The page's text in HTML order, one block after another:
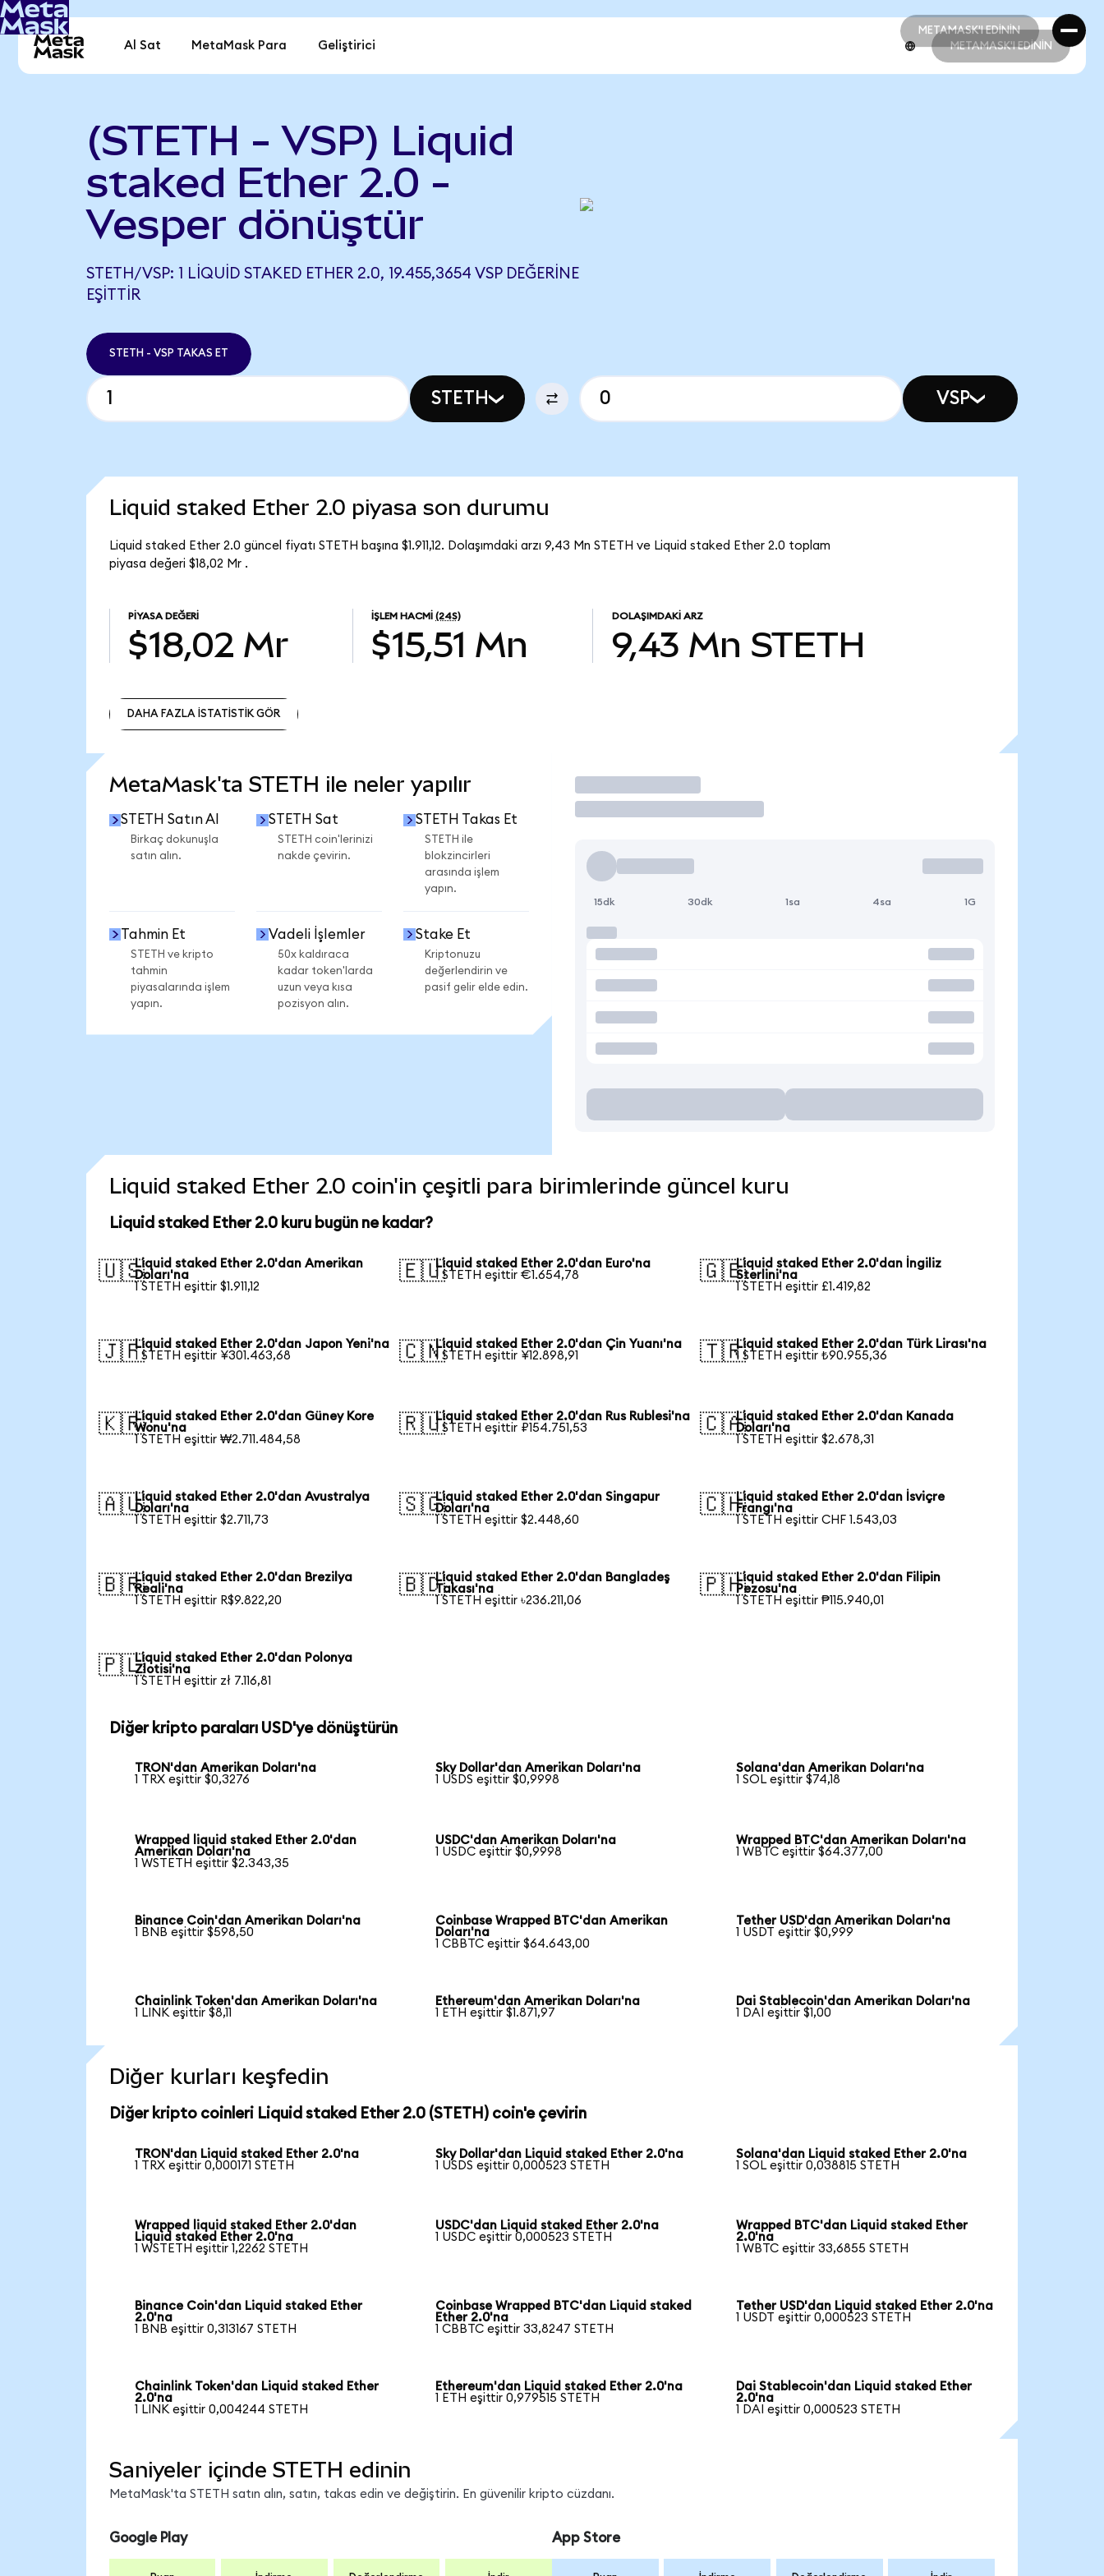
METAMASK'I EDİNİN
METAMASK'I EDİNİN
Al Sat MetaMask Para Geliştirici METAMASK'I EDİNİN
(STETH - VSP) Liquid
staked Ether 2.0 -
Vesper dönüştür
STETH/VSP: 1 LIQUID STAKED ETHER 2.0, 19.455,3654 VSP DEĞERINE
EŞITTIR
STETH - VSP TAKAS ET
STETH VSP
Liquid staked Ether 2.0 piyasa son durumu
Liquid staked Ether 2.0 güncel fiyatı STETH başına $1.911,12. Dolaşımdaki arzı 9,43 Mn STETH ve Liquid staked Ether 2.0 toplam
piyasa değeri $18,02 Mr .
PIYASA DEĞERI
$18,02 Mr
İŞLEM HACMI (24S)
$15,51 Mn
DOLAŞIMDAKI ARZ
9,43 Mn STETH
DAHA FAZLA İSTATİSTİK GÖR
MetaMask'ta STETH ile neler yapılır
STETH Satın Al
Birkaç dokunuşla
satın alın.
STETH Sat
STETH coin'lerinizi
nakde çevirin.
STETH Takas Et
STETH ile
blokzincirleri
arasında işlem
yapın.
Tahmin Et
STETH ve kripto
tahmin
piyasalarında işlem
yapın.
Vadeli İşlemler
50x kaldıraca
kadar token'larda
uzun veya kısa
pozisyon alın.
Stake Et
Kriptonuzu
değerlendirin ve
pasif gelir elde edin.
İşlem Yap
15dk 30dk 1sa 4sa 1G
Liquid staked Ether 2.0 coin'in çeşitli para birimlerinde güncel kuru
Liquid staked Ether 2.0 kuru bugün ne kadar?
🇺🇸Liquid staked Ether 2.0'dan Amerikan
Doları'na
1 STETH eşittir $1.911,12
🇪🇺Liquid staked Ether 2.0'dan Euro'na
1 STETH eşittir €1.654,78
🇬🇧Liquid staked Ether 2.0'dan İngiliz
Sterlini'na
1 STETH eşittir £1.419,82
🇯🇵Liquid staked Ether 2.0'dan Japon Yeni'na
1 STETH eşittir ¥301.463,68
🇨🇳Liquid staked Ether 2.0'dan Çin Yuanı'na
1 STETH eşittir ¥12.898,91
🇹🇷Liquid staked Ether 2.0'dan Türk Lirası'na
1 STETH eşittir ₺90.955,36
🇰🇷Liquid staked Ether 2.0'dan Güney Kore
Wonu'na
1 STETH eşittir ₩2.711.484,58
🇷🇺Liquid staked Ether 2.0'dan Rus Rublesi'na
1 STETH eşittir ₽154.751,53
🇨🇦Liquid staked Ether 2.0'dan Kanada
Doları'na
1 STETH eşittir $2.678,31
🇦🇺Liquid staked Ether 2.0'dan Avustralya
Doları'na
1 STETH eşittir $2.711,73
🇸🇬Liquid staked Ether 2.0'dan Singapur
Doları'na
1 STETH eşittir $2.448,60
🇨🇭Liquid staked Ether 2.0'dan İsviçre
Frangı'na
1 STETH eşittir CHF 1.543,03
🇧🇷Liquid staked Ether 2.0'dan Brezilya
Reali'na
1 STETH eşittir R$9.822,20
🇧🇩Liquid staked Ether 2.0'dan Bangladeş
Takası'na
1 STETH eşittir ৳236.211,06
🇵🇭Liquid staked Ether 2.0'dan Filipin
Pezosu'na
1 STETH eşittir ₱115.940,01
🇵🇱Liquid staked Ether 2.0'dan Polonya
Zlotisi'na
1 STETH eşittir zł 7.116,81
Diğer kripto paraları USD'ye dönüştürün
TRON'dan Amerikan Doları'na
1 TRX eşittir $0,3276
Sky Dollar'dan Amerikan Doları'na
1 USDS eşittir $0,9998
Solana'dan Amerikan Doları'na
1 SOL eşittir $74,18
Wrapped liquid staked Ether 2.0'dan
Amerikan Doları'na
1 WSTETH eşittir $2.343,35
USDC'dan Amerikan Doları'na
1 USDC eşittir $0,9998
Wrapped BTC'dan Amerikan Doları'na
1 WBTC eşittir $64.377,00
Binance Coin'dan Amerikan Doları'na
1 BNB eşittir $598,50
Coinbase Wrapped BTC'dan Amerikan
Doları'na
1 CBBTC eşittir $64.643,00
Tether USD'dan Amerikan Doları'na
1 USDT eşittir $0,999
Chainlink Token'dan Amerikan Doları'na
1 LINK eşittir $8,11
Ethereum'dan Amerikan Doları'na
1 ETH eşittir $1.871,97
Dai Stablecoin'dan Amerikan Doları'na
1 DAI eşittir $1,00
Diğer kurları keşfedin
Diğer kripto coinleri Liquid staked Ether 2.0 (STETH) coin'e çevirin
TRON'dan Liquid staked Ether 2.0'na
1 TRX eşittir 0,000171 STETH
Sky Dollar'dan Liquid staked Ether 2.0'na
1 USDS eşittir 0,000523 STETH
Solana'dan Liquid staked Ether 2.0'na
1 SOL eşittir 0,038815 STETH
Wrapped liquid staked Ether 2.0'dan
Liquid staked Ether 2.0'na
1 WSTETH eşittir 1,2262 STETH
USDC'dan Liquid staked Ether 2.0'na
1 USDC eşittir 0,000523 STETH
Wrapped BTC'dan Liquid staked Ether
2.0'na
1 WBTC eşittir 33,6855 STETH
Binance Coin'dan Liquid staked Ether
2.0'na
1 BNB eşittir 0,313167 STETH
Coinbase Wrapped BTC'dan Liquid staked
Ether 2.0'na
1 CBBTC eşittir 33,8247 STETH
Tether USD'dan Liquid staked Ether 2.0'na
1 USDT eşittir 0,000523 STETH
Chainlink Token'dan Liquid staked Ether
2.0'na
1 LINK eşittir 0,004244 STETH
Ethereum'dan Liquid staked Ether 2.0'na
1 ETH eşittir 0,979515 STETH
Dai Stablecoin'dan Liquid staked Ether
2.0'na
1 DAI eşittir 0,000523 STETH
Saniyeler içinde STETH edinin
MetaMask'ta STETH satın alın, satın, takas edin ve değiştirin. En güvenilir kripto cüzdanı.
Google Play App Store